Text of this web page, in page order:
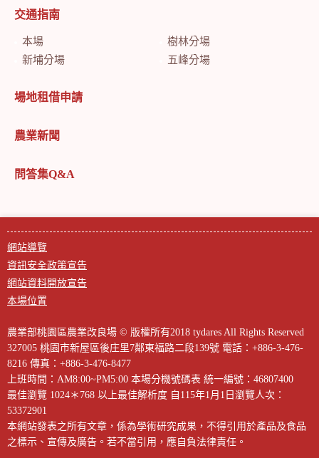
交通指南
本場
樹林分場
新埔分場
五峰分場
場地租借申請
農業新聞
問答集Q&A
網站導覽
資訊安全政策宣告
網站資料開放宣告
本場位置
農業部桃園區農業改良場 © 版權所有2018 tydares All Rights Reserved
327005 桃園市新屋區後庄里7鄰東福路二段139號 電話：+886-3-476-
8216 傳真：+886-3-476-8477
上班時間：AM8:00~PM5:00 本場分機號碼表 統一編號：46807400
最佳瀏覽 1024＊768 以上最佳解析度 自115年1月1日瀏覽人次：
53372901
本網站發表之所有文章，係為學術研究成果，不得引用於產品及食品
之標示、宣傳及廣告。若不當引用，應自負法律責任。